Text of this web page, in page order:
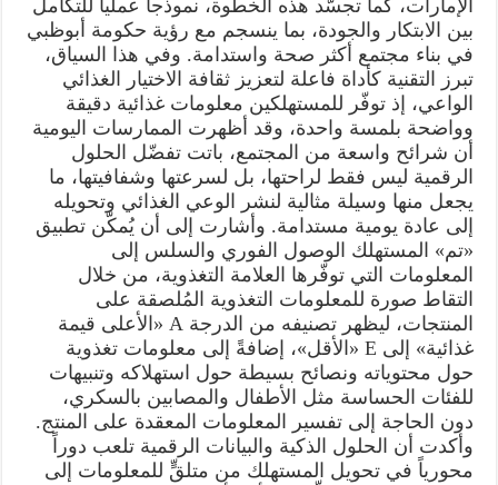
الإمارات، كما تجسّد هذه الخطوة، نموذجاً عملياً للتكامل
بين الابتكار والجودة، بما ينسجم مع رؤية حكومة أبوظبي
في بناء مجتمع أكثر صحة واستدامة. وفي هذا السياق،
تبرز التقنية كأداة فاعلة لتعزيز ثقافة الاختيار الغذائي
الواعي، إذ توفّر للمستهلكين معلومات غذائية دقيقة
وواضحة بلمسة واحدة، وقد أظهرت الممارسات اليومية
أن شرائح واسعة من المجتمع، باتت تفضّل الحلول
الرقمية ليس فقط لراحتها، بل لسرعتها وشفافيتها، ما
يجعل منها وسيلة مثالية لنشر الوعي الغذائي وتحويله
إلى عادة يومية مستدامة. وأشارت إلى أن يُمكّن تطبيق
«تم» المستهلك الوصول الفوري والسلس إلى
المعلومات التي توفّرها العلامة التغذوية، من خلال
التقاط صورة للمعلومات التغذوية المُلصقة على
المنتجات، ليظهر تصنيفه من الدرجة A «الأعلى قيمة
غذائية» إلى E «الأقل»، إضافةً إلى معلومات تغذوية
حول محتوياته ونصائح بسيطة حول استهلاكه وتنبيهات
للفئات الحساسة مثل الأطفال والمصابين بالسكري،
دون الحاجة إلى تفسير المعلومات المعقدة على المنتج.
وأكدت أن الحلول الذكية والبيانات الرقمية تلعب دوراً
محورياً في تحويل المستهلك من متلقٍّ للمعلومات إلى